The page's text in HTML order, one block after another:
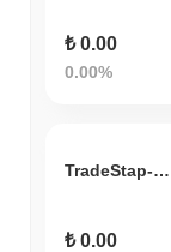
₺ 0.00
0.00%
TradeStap-AL
₺ 0.00